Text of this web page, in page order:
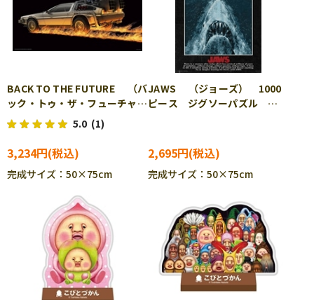
BACK TO THE FUTURE （バ
ック・トゥ・ザ・フューチャ
ー） 1000ピース ジグソー
パズル YAM-10-1503
5.0 (1)
3,234円
完成サイズ：50×75cm
JAWS （ジョーズ） 1000
ピース ジグソーパズル
2,695円
完成サイズ：50×75cm